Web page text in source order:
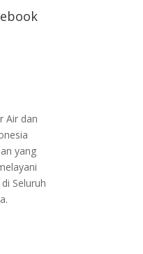
Air dan
yang
Seluruh